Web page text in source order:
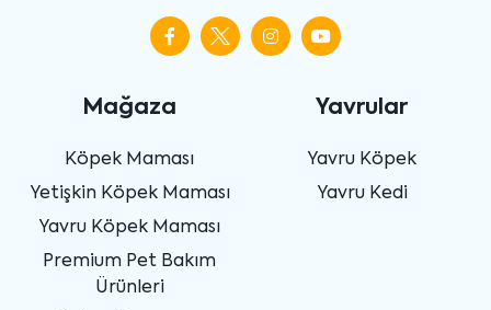
Mağaza
Köpek Maması
Yetişkin Köpek Maması
Yavru Köpek Maması
Premium Pet Bakım
Ürünleri
Yavrular
Yavru Köpek
Yavru Kedi